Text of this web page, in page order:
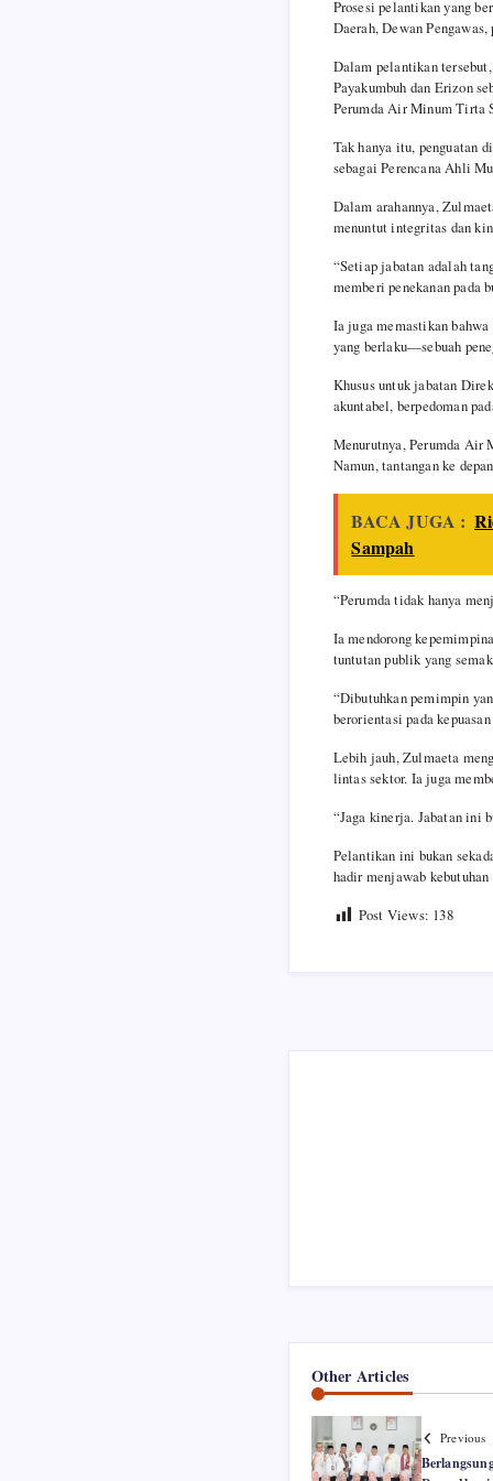
k
p
m
Prosesi pelantikan yang
Daerah, Dewan
Dalam pelantikan
Payakumbuh dan Erizon
Perumda Air Minum Tirta
Tak hanya itu, penguatan
sebagai Perencana Ahli
Dalam arahannya,
menuntut integritas dan
“Setiap jabatan adalah
memberi penekanan pada
Ia juga memastikan
yang berlaku—sebuah
Khusus untuk jabatan
akuntabel, berpedoman
Menurutnya, Perumda Air
Namun, tantangan ke
BACA JUGA :
Sampah
“Perumda tidak hanya
Ia mendorong
tuntutan publik yang
“Dibutuhkan pemimpin
berorientasi pada
Lebih jauh, Zulmaeta
lintas sektor. Ia juga
“Jaga kinerja. Jabatan ini
Pelantikan ini bukan
hadir menjawab
Post Views: 138
Other Articles
Previous